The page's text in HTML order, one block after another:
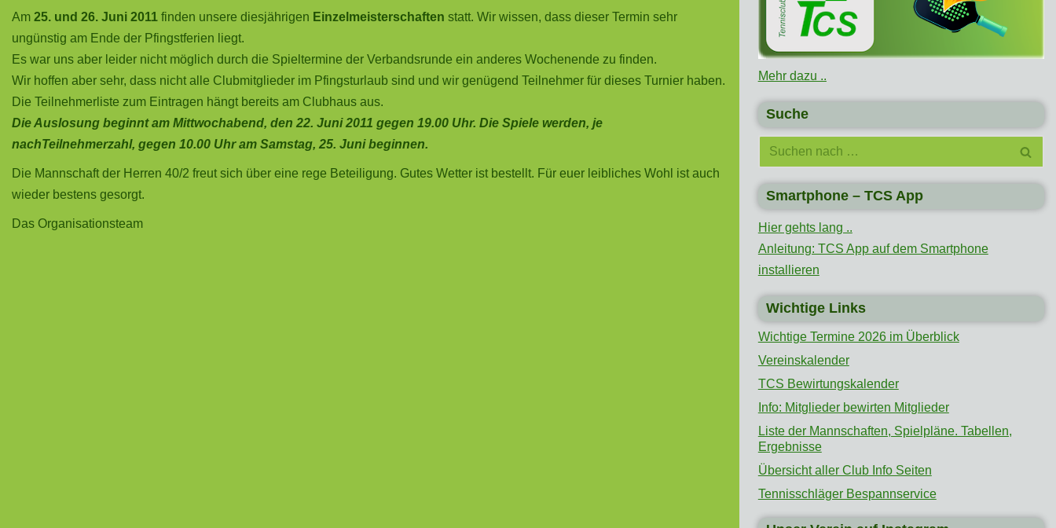
Am 25. und 26. Juni 2011 finden unsere diesjährigen Einzelmeisterschaften statt. Wir wissen, dass dieser Termin sehr
ungünstig am Ende der Pfingstferien liegt.
Es war uns aber leider nicht möglich durch die Spieltermine der Verbandsrunde ein anderes Wochenende zu finden.
Wir hoffen aber sehr, dass nicht alle Clubmitglieder im Pfingsturlaub sind und wir genügend Teilnehmer für dieses Turnier haben.
Die Teilnehmerliste zum Eintragen hängt bereits am Clubhaus aus.
Die Auslosung beginnt am Mittwochabend, den 22. Juni 2011 gegen 19.00 Uhr. Die Spiele werden, je
nachTeilnehmerzahl, gegen 10.00 Uhr am Samstag, 25. Juni beginnen.
Die Mannschaft der Herren 40/2 freut sich über eine rege Beteiligung. Gutes Wetter ist bestellt. Für euer leibliches Wohl ist auch
wieder bestens gesorgt.
Das Organisationsteam
Mehr dazu ..
Suche
Smartphone – TCS App
Hier gehts lang ..
Anleitung: TCS App auf dem Smartphone
installieren
Wichtige Links
Wichtige Termine 2026 im Überblick
Vereinskalender
TCS Bewirtungskalender
Info: Mitglieder bewirten Mitglieder
Liste der Mannschaften, Spielpläne. Tabellen,
Ergebnisse
Übersicht aller Club Info Seiten
Tennisschläger Bespannservice